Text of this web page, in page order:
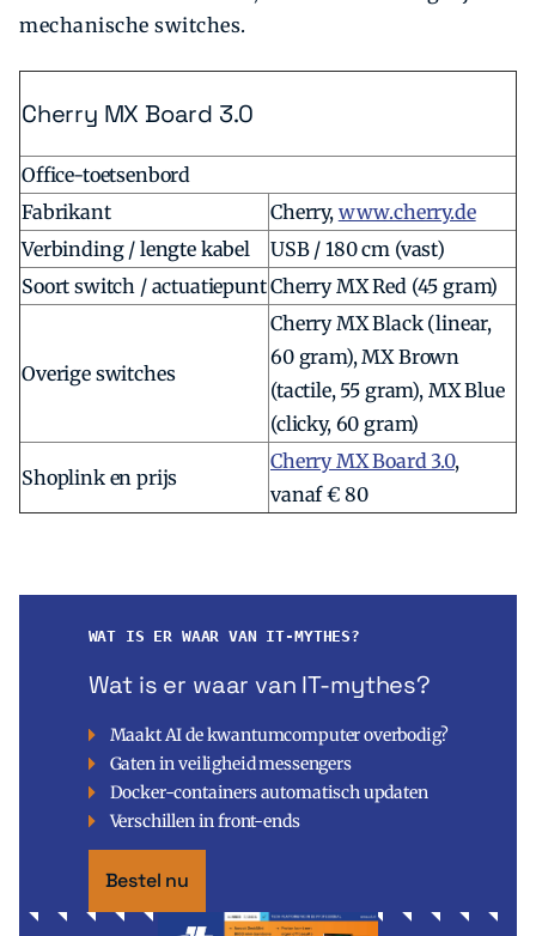
mechanische switches.
Cherry MX Board 3.0
Office-toetsenbord
Fabrikant
Cherry, www.cherry.de
Verbinding / lengte kabel
USB / 180 cm (vast)
Soort switch / actuatiepuntCherry MX Red (45 gram)
Overige switches
Cherry MX Black (linear,
60 gram), MX Brown
(tactile, 55 gram), MX Blue
(clicky, 60 gram)
Shoplink en prijs
Cherry MX Board 3.0,
vanaf € 80
WAT IS ER WAAR VAN IT-MYTHES?
Wat is er waar van IT-mythes?
Maakt AI de kwantumcomputer overbodig?
Gaten in veiligheid messengers
Docker-containers automatisch updaten
Verschillen in front-ends
Bestel nu